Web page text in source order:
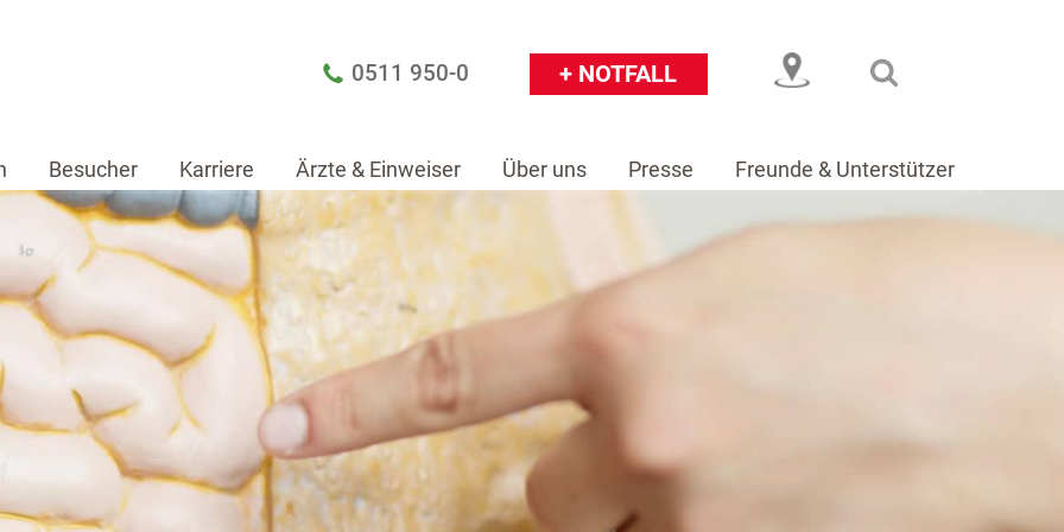
0511 950-0 + NOTFALL
Besucher Karriere Ärzte & Einweiser Über uns Presse Freunde & Unterstützer
Besucher Karriere Ärzte & Einweiser